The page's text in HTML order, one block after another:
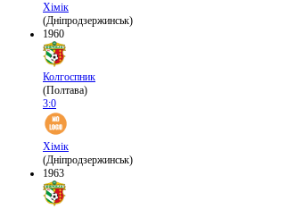
Хімік
(Дніпродзержинськ)
1960
Колгоспник
(Полтава)
3:0
Хімік
(Дніпродзержинськ)
1963